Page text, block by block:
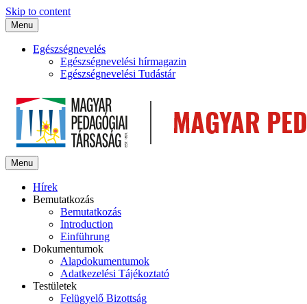
Skip to content
Menu
Egészségnevelés
Egészségnevelési hírmagazin
Egészségnevelési Tudástár
Menu
Hírek
Bemutatkozás
Bemutatkozás
Introduction
Einführung
Dokumentumok
Alapdokumentumok
Adatkezelési Tájékoztató
Testületek
Felügyelő Bizottság